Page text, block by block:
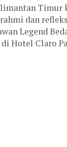
Timur
dan
Legend
Hotel Claro